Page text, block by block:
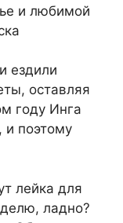
и любимой
ездили
оставляя
году Инга
и поэтому
лейка для
ладно?